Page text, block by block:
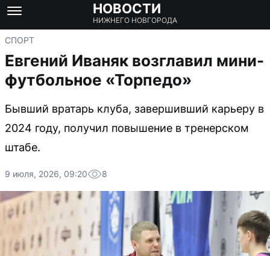
НОВОСТИ
НИЖНЕГО НОВГОРОДА
СПОРТ
Евгений Иваняк возглавил мини-
футбольное «Торпедо»
Бывший вратарь клуба, завершивший карьеру в
2024 году, получил повышение в тренерском
штабе.
9 июля, 2026, 09:20 8